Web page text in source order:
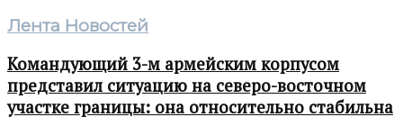
Лента Новостей
Командующий 3-м армейским корпусом
представил ситуацию на северо-восточном
участке границы: она относительно стабильна